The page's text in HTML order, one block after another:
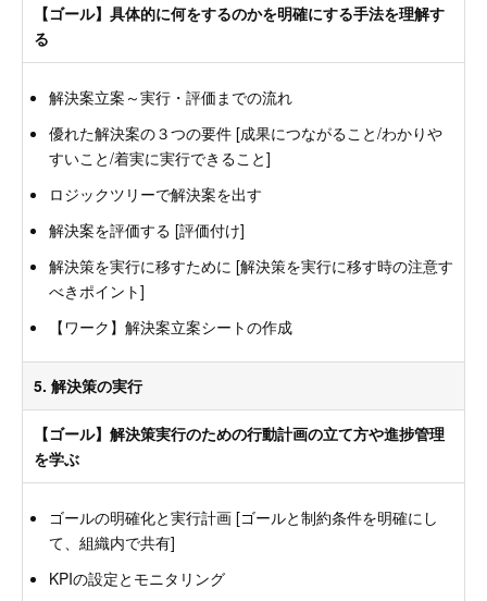
【ゴール】具体的に何をするのかを明確にする手法を理解す
る
解決案立案～実行・評価までの流れ
優れた解決案の３つの要件 [成果につながること/わかりや
すいこと/着実に実行できること]
ロジックツリーで解決案を出す
解決案を評価する [評価付け]
解決策を実行に移すために [解決策を実行に移す時の注意す
べきポイント]
【ワーク】解決案立案シートの作成
5. 解決策の実行
【ゴール】解決策実行のための行動計画の立て方や進捗管理
を学ぶ
ゴールの明確化と実行計画 [ゴールと制約条件を明確にし
て、組織内で共有]
KPIの設定とモニタリング